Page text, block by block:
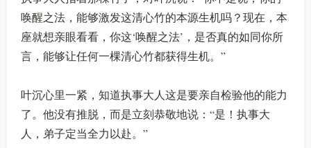
唤醒之法，能够激发这清心竹的本源生机吗？现在，本
座就想亲眼看看，你这‘唤醒之法’，是否真的如同你所
言，能够让任何一棵清心竹都获得生机。”
叶沉心里一紧，知道执事大人这是要亲自检验他的能力
了。他没有推脱，而是立刻恭敬地说：“是！执事大
人，弟子定当全力以赴。”